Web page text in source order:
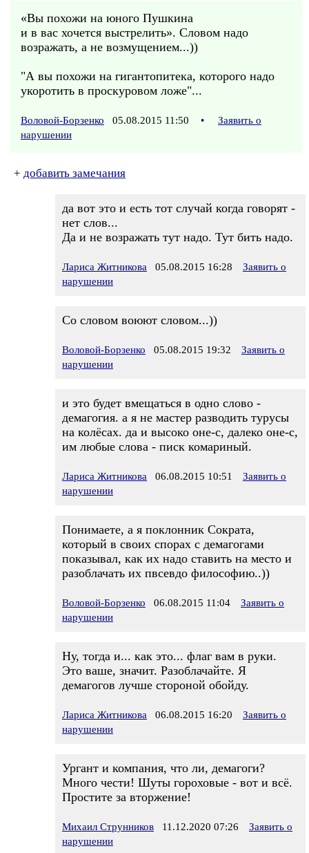
«Вы похожи на юного Пушкина
и в вас хочется выстрелить». Словом надо
возражать, а не возмущением...))
"А вы похожи на гигантопитека, которого надо
укоротить в проскуровом ложе"...
Воловой-Борзенко 05.08.2015 11:50 •
Заявить о
нарушении
+ добавить замечания
да вот это и есть тот случай когда говорят -
нет слов...
Да и не возражать тут надо. Тут бить надо.
Лариса Житникова 05.08.2015 16:28
Заявить о
нарушении
Со словом воюют словом...))
Воловой-Борзенко 05.08.2015 19:32
Заявить о
нарушении
и это будет вмещаться в одно слово -
демагогия. а я не мастер разводить турусы
на колёсах. да и высоко оне-с, далеко оне-с,
им любые слова - писк комариный.
Лариса Житникова 06.08.2015 10:51
Заявить о
нарушении
Понимаете, а я поклонник Сократа,
который в своих спорах с демагогами
показывал, как их надо ставить на место и
разоблачать их пвсевдо философию..))
Воловой-Борзенко 06.08.2015 11:04
Заявить о
нарушении
Ну, тогда и... как это... флаг вам в руки.
Это ваше, значит. Разоблачайте. Я
демагогов лучше стороной обойду.
Лариса Житникова 06.08.2015 16:20
Заявить о
нарушении
Ургант и компания, что ли, демагоги?
Много чести! Шуты гороховые - вот и всё.
Простите за вторжение!
Михаил Струнников 11.12.2020 07:26
Заявить о
нарушении